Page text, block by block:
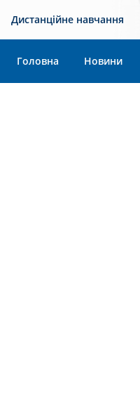
Дистанційне навчання
Головна Новини